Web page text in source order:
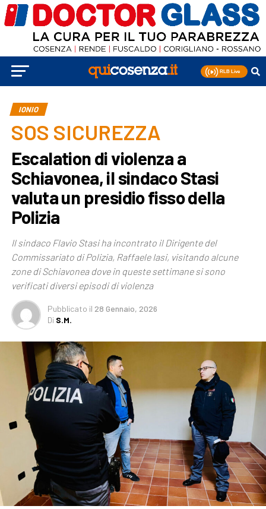
IONIO
SOS SICUREZZA
Escalation di violenza a
Schiavonea, il sindaco Stasi
valuta un presidio fisso della
Polizia
Il sindaco Flavio Stasi ha incontrato il Dirigente del
Commissariato di Polizia, Raffaele Iasi, visitando alcune
zone di Schiavonea dove in queste settimane si sono
verificati diversi episodi di violenza
Pubblicato il 28 Gennaio, 2026
Di S.M.